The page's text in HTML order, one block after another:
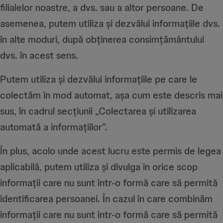
filialelor noastre, a dvs. sau a altor persoane. De
asemenea, putem utiliza și dezvălui informațiile dvs.
în alte moduri, după obținerea consimțământului
dvs. în acest sens.
Putem utiliza și dezvălui informațiile pe care le
colectăm în mod automat, așa cum este descris mai
sus, în cadrul secțiunii „Colectarea și utilizarea
automată a informațiilor”.
În plus, acolo unde acest lucru este permis de legea
aplicabilă, putem utiliza și divulga în orice scop
informații care nu sunt într-o formă care să permită
identificarea persoanei. În cazul în care combinăm
informații care nu sunt într-o formă care să permită